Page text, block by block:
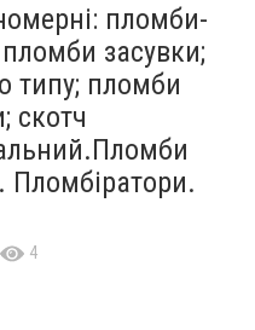
пломби-
засувки;
типу; пломби
скотч
Пломбіратори.
4